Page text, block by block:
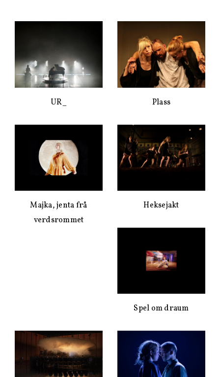
UR_ Plass
Majka, jenta frå
verdsrommet
Heksejakt
Spel om draum